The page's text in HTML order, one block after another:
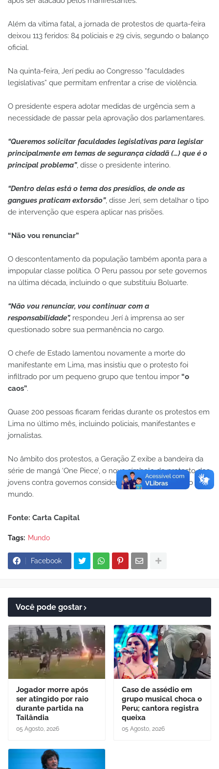
Além da vítima fatal, a jornada de protestos de quarta-feira
deixou 113 feridos: 84 policiais e 29 civis, segundo o balanço
oficial.
Na quinta-feira, Jerí pediu ao Congresso “faculdades
legislativas” que permitam enfrentar a crise de violência.
O presidente espera adotar medidas de urgência sem a
necessidade de passar pela aprovação dos parlamentares.
“Queremos solicitar faculdades legislativas para legislar
principalmente em temas de segurança cidadã (…) que é o
principal problema”, disse o presidente interino.
“Dentro delas está o tema dos presídios, de onde as
gangues praticam extorsão”, disse Jerí, sem detalhar o tipo
de intervenção que espera aplicar nas prisões.
“Não vou renunciar”
O descontentamento da população também aponta para a
impopular classe política. O Peru passou por sete governos
na última década, incluindo o que substituiu Boluarte.
“Não vou renunciar, vou continuar com a
responsabilidade”, respondeu Jerí à imprensa ao ser
questionado sobre sua permanência no cargo.
O chefe de Estado lamentou novamente a morte do
manifestante em Lima, mas insistiu que o protesto foi
infiltrado por um pequeno grupo que tentou impor “o
caos”.
Quase 200 pessoas ficaram feridas durante os protestos em
Lima no último mês, incluindo policiais, manifestantes e
jornalistas.
No âmbito dos protestos, a Geração Z exibe a bandeira da
série de mangá ‘One Piece’, o novo símbolo de protesto dos
jovens contra governos considerados ruins ao redor do
mundo.
Fonte: Carta Capital
Tags: Mundo
Facebook
Você pode gostar
Jogador morre após
ser atingido por raio
durante partida na
Tailândia
05 Agosto, 2026
Caso de assédio em
grupo musical choca o
Peru; cantora registra
queixa
05 Agosto, 2026